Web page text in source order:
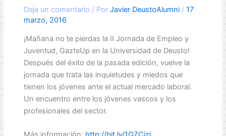
Deja un comentario / Por Javier DeustoAlumni / 17
marzo, 2016
¡Mañana no te pierdas la II Jornada de Empleo y
Juventud, GazteUp en la Universidad de Deusto!
Después del éxito de la pasada edición, vuelve la
jornada que trata las inquietudes y miedos que
tienen los jóvenes ante el actual mercado laboral.
Un encuentro entre los jóvenes vascos y los
profesionales del sector.